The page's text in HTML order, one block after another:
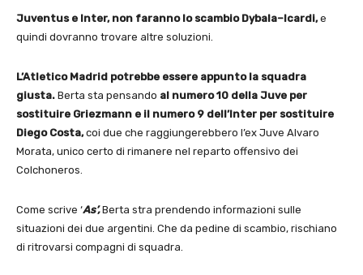
Juventus e Inter, non faranno lo scambio Dybala–Icardi,e
quindi dovranno trovare altre soluzioni.
L’Atletico Madrid potrebbe essere appunto la squadra
giusta. Berta sta pensando al numero 10 della Juve per
sostituire Griezmann e il numero 9 dell’Inter per sostituire
Diego Costa,coi due che raggiungerebbero l’ex Juve Alvaro
Morata, unico certo di rimanere nel reparto offensivo dei
Colchoneros.
Come scrive ‘As’,Berta stra prendendo informazioni sulle
situazioni dei due argentini. Che da pedine di scambio, rischiano
di ritrovarsi compagni di squadra.